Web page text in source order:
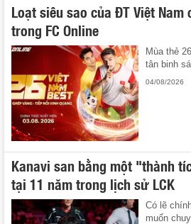
Loạt siêu sao của ĐT Việt
trong FC Online
Mùa thẻ
tân binh
04/08/2026
Kanavi san bằng một "thành
tại 11 năm trong lịch sử LCK
Có lẽ
muốn